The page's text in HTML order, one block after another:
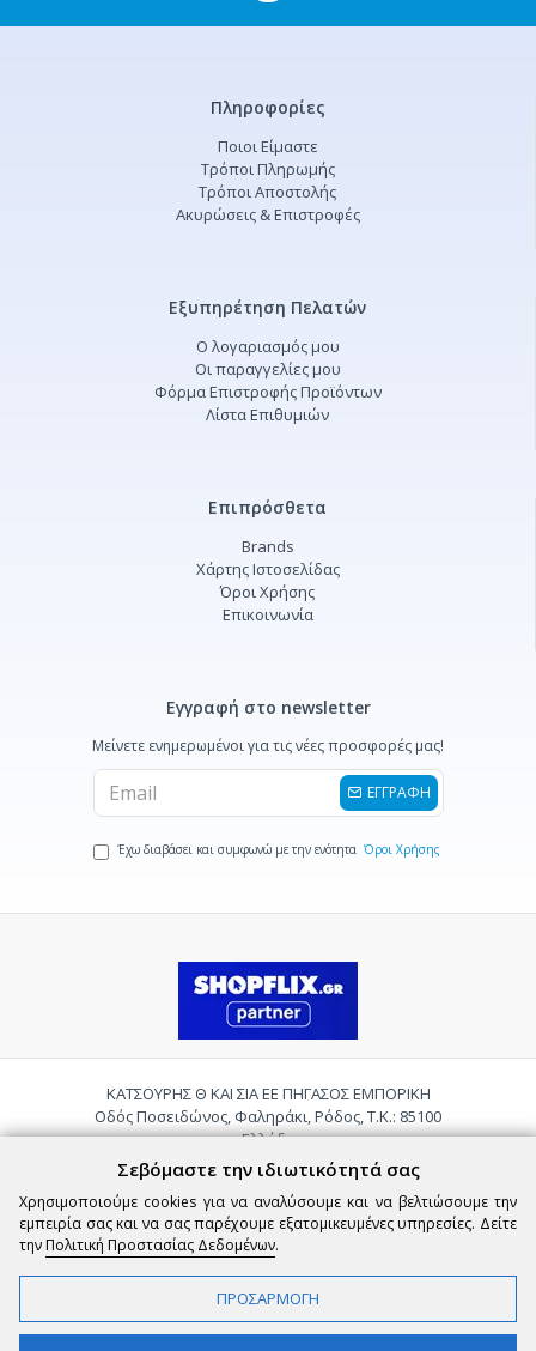
Πληροφορίες
Ποιοι Είμαστε
Τρόποι Πληρωμής
Τρόποι Αποστολής
Ακυρώσεις & Επιστροφές
Εξυπηρέτηση Πελατών
Ο λογαριασμός μου
Οι παραγγελίες μου
Φόρμα Επιστροφής Προϊόντων
Λίστα Επιθυμιών
Επιπρόσθετα
Brands
Χάρτης Ιστοσελίδας
Όροι Χρήσης
Επικοινωνία
Εγγραφή στο newsletter
Μείνετε ενημερωμένοι για τις νέες προσφορές μας!
ΕΓΓΡΑΦΗ
Έχω διαβάσει και συμφωνώ με την ενότητα Όροι Χρήσης
ΚΑΤΣΟΥΡΗΣ Θ ΚΑΙ ΣΙΑ ΕΕ ΠΗΓΑΣΟΣ ΕΜΠΟΡΙΚΗ
Οδός Ποσειδώνος, Φαληράκι, Ρόδος, Τ.Κ.: 85100
Ελλάδα
Τηλ.:2241085059
Email:
pigasosemporiki@gmail.com
Σεβόμαστε την ιδιωτικότητά σας
Χρησιμοποιούμε cookies για να αναλύσουμε και να βελτιώσουμε την
εμπειρία σας και να σας παρέχουμε εξατομικευμένες υπηρεσίες. Δείτε
την Πολιτική Προστασίας Δεδομένων.
ΠΡΟΣΑΡΜΟΓΗ